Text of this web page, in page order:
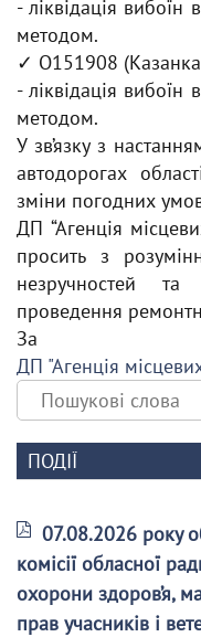
- ліквідація
методом.
✓ О151908
- ліквідація
методом.
У зв’язку з
автодорогах
зміни погодних
ДП “Агенція
просить з
незручностей
проведення
За
ДП "Агенція
ПОДІЇ
07.08.2026 року
комісії обласної
охорони здоров’я,
прав учасників і